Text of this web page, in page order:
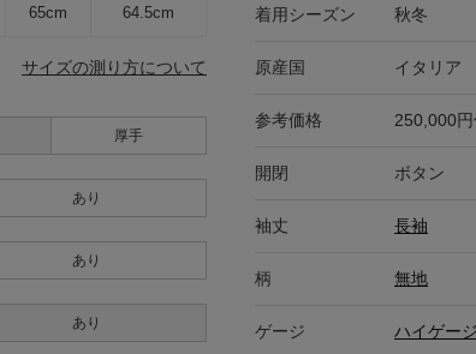
65cm 64.5cm
サイズの測り方について
厚手
あり
あり
あり
着用シーズン 秋冬
原産国 イタリア
参考価格 250,000円
開閉 ボタン
袖丈 長袖
柄 無地
ゲージ ハイゲージ